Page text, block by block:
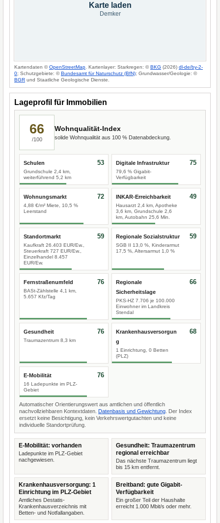
Karte laden
Demker
Kartendaten ©OpenStreetMap . Kartenlayer: Starkregen: ©BKG (2026) dl-de/by-2-
0; Schutzgebiete: ©Bundesamt für Naturschutz (BfN); Grundwasser/Geologie: ©
BGR und Staatliche Geologische Dienste.
Lageprofil für Immobilien
66
/100
Wohnqualität-Index
solide Wohnqualität aus 100 % Datenabdeckung.
Schulen
Grundschule 2,4 km,
weiterführend 5,2 km
53 Digitale Infrastruktur
79,6 % Gigabit-
Verfügbarkeit
75
Wohnungsmarkt
4,88 €/m² Miete, 10,5 %
Leerstand
72 INKAR-Erreichbarkeit
Hausarzt 2,4 km, Apotheke
3,6 km, Grundschule 2,6
km, Autobahn 25,6 Min.
49
Standortmarkt
Kaufkraft 26.403 EUR/Ew.,
Steuerkraft 727 EUR/Ew.,
Einzelhandel 8.457
EUR/Ew.
59 Regionale Sozialstruktur
SGB II 13,0 %, Kinderarmut
17,5 %, Altersarmut 1,0 %
59
Fernstraßenumfeld
BASt-Zählstelle 4,1 km,
5.657 Kfz/Tag
76
Regionale
Sicherheitslage
PKS-HZ 7.706 je 100.000
Einwohner im Landkreis
Stendal
66
Gesundheit
Traumazentrum 8,3 km
76
Krankenhausversorgun
g
1 Einrichtung, 0 Betten
(PLZ)
68
E-Mobilität
16 Ladepunkte im PLZ-
Gebiet
76
Automatischer Orientierungswert aus amtlichen und öffentlich
nachvollziehbaren Kontextdaten. Datenbasis und Gewichtung . Der Index
ersetzt keine Besichtigung, kein Verkehrswertgutachten und keine
individuelle Standortprüfung.
E-Mobilität: vorhanden
Ladepunkte im PLZ-Gebiet
nachgewiesen.
Gesundheit: Traumazentrum
regional erreichbar
Das nächste Traumazentrum liegt
bis 15 km entfernt.
Krankenhausversorgung: 1
Einrichtung im PLZ-Gebiet
Amtliches Destatis-
Krankenhausverzeichnis mit
Betten- und Notfallangaben.
Breitband: gute Gigabit-
Verfügbarkeit
Ein großer Teil der Haushalte
erreicht 1.000 Mbit/s oder mehr.